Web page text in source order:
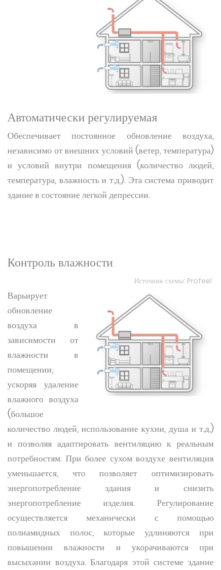
Автоматически регулируемая
Обеспечивает постоянное обновление воздуха,
независимо от внешних условий (ветер, температура)
и условий внутри помещения (количество людей,
температура, влажность и т.д.). Эта система приводит
здание в состояние легкой депрессии.
Контроль влажности
Источник схемы: Profeel
Варьирует
обновление
воздуха в
зависимости от
влажности в
помещении,
ускоряя удаление
влажного воздуха
(большое
количество людей, использование кухни, душа и т.д.)
и позволяя адаптировать вентиляцию к реальным
потребностям. При более сухом воздухе вентиляция
уменьшается, что позволяет оптимизировать
энергопотребление здания и снизить
энергопотребление изделия. Регулирование
осуществляется механически с помощью
полиамидных полос, которые удлиняются при
повышении влажности и укорачиваются при
высыхании воздуха. Благодаря этой системе здание